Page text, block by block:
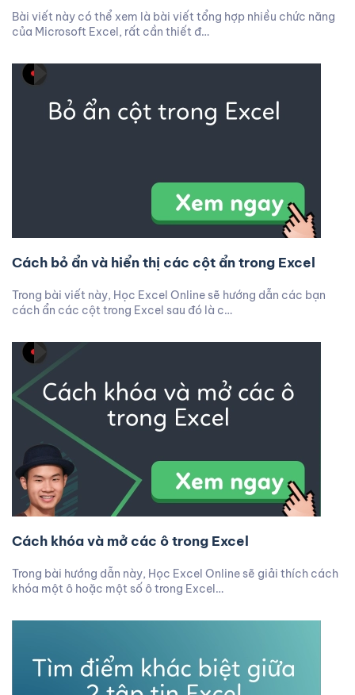
Bài viết này có thể xem là bài viết tổng hợp nhiều chức năng
của Microsoft Excel, rất cần thiết đ…
Cách bỏ ẩn và hiển thị các cột ẩn trong Excel
Trong bài viết này, Học Excel Online sẽ hướng dẫn các bạn
cách ẩn các cột trong Excel sau đó là c…
Cách khóa và mở các ô trong Excel
Trong bài hướng dẫn này, Học Excel Online sẽ giải thích cách
khóa một ô hoặc một số ô trong Excel…